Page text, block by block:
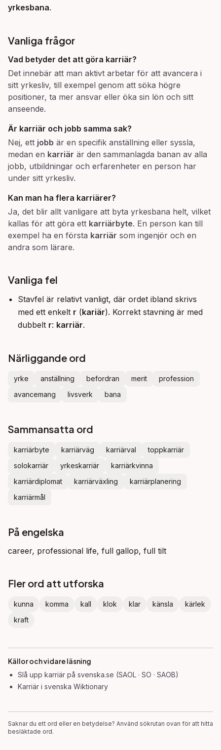
yrkesbana.
Vanliga frågor
Vad betyder det att göra karriär?
Det innebär att man aktivt arbetar för att avancera i
sitt yrkesliv, till exempel genom att söka högre
positioner, ta mer ansvar eller öka sin lön och sitt
anseende.
Är karriär och jobb samma sak?
Nej, ett jobb är en specifik anställning eller syssla,
medan en karriär är den sammanlagda banan av alla
jobb, utbildningar och erfarenheter en person har
under sitt yrkesliv.
Kan man ha flera karriärer?
Ja, det blir allt vanligare att byta yrkesbana helt, vilket
kallas för att göra ett karriärbyte. En person kan till
exempel ha en första karriär som ingenjör och en
andra som lärare.
Vanliga fel
Stavfel är relativt vanligt, där ordet ibland skrivs
med ett enkelt r (kariär). Korrekt stavning är med
dubbelt r: karriär.
Närliggande ord
yrke anställning befordran merit
profession
avancemang
livsverk bana
Sammansatta ord
karriärbyte karriärväg karriärval
toppkarriär
solokarriär
yrkeskarriär
karriärkvinna
karriärdiplomat
karriärväxling
karriärplanering
karriärmål
På engelska
career, professional life, full gallop, full tilt
Fler ord att utforska
kunna komma kall klok klar känsla
kärlek
kraft
Källor och vidare läsning
Slå upp karriär på svenska.se (SAOL · SO · SAOB)
Karriär i svenska Wiktionary
Saknar du ett ord eller en betydelse? Använd sökrutan ovan för att hitta
besläktade ord.